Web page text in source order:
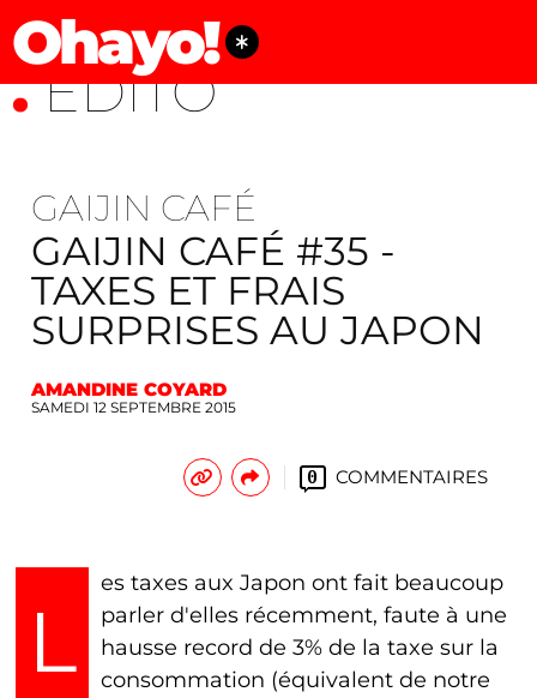
Ohayo!
ÉDITO
GAIJIN CAFÉ
GAIJIN CAFÉ #35 -
TAXES ET FRAIS
SURPRISES AU JAPON
AMANDINE COYARD
SAMEDI 12 SEPTEMBRE 2015
0 COMMENTAIRES
L
es taxes aux Japon ont fait beaucoup
parler d'elles récemment, faute à une
hausse record de 3% de la taxe sur la
consommation (équivalent de notre